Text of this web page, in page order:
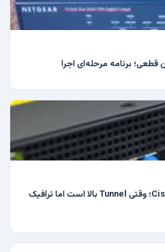
قطعی؛ برنامه مرحله‌ای اجرا
عیب‌یابی VPN در Cisco Firepower؛ وقتی Tunnel بالا است اما ترافیک